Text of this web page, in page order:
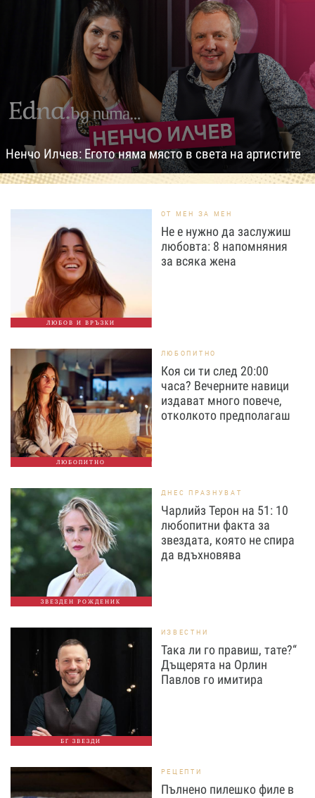
Ненчо Илчев: Егото няма място в света на артистите
ЛЮБОВ И ВРЪЗКИ
ОТ МЕН ЗА МЕН
Не е нужно да заслужиш
любовта: 8 напомняния
за всяка жена
ЛЮБОПИТНО
ЛЮБОПИТНО
Коя си ти след 20:00
часа? Вечерните навици
издават много повече,
отколкото предполагаш
ЗВЕЗДЕН РОЖДЕНИК
ДНЕС ПРАЗНУВАТ
Чарлийз Терон на 51: 10
любопитни факта за
звездата, която не спира
да вдъхновява
БГ ЗВЕЗДИ
ИЗВЕСТНИ
Така ли го правиш, тате?“
Дъщерята на Орлин
Павлов го имитира
РЕЦЕПТИ
Пълнено пилешко филе в